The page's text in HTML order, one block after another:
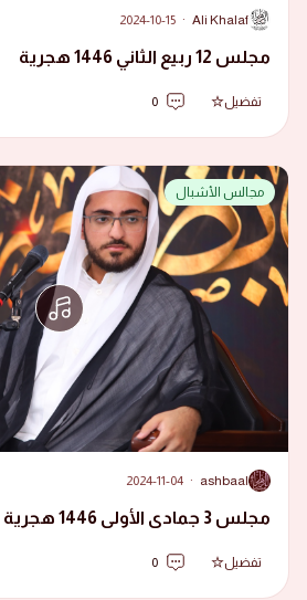
A
Ali Khalaf
·
2024-10-15
مجلس 12 ربيع الثاني 1446 هجرية
تفضيل 0
مجالس الأشبال
A
ashbaal
·
2024-11-04
مجلس 3 جمادى الأولى 1446 هجرية
تفضيل 0